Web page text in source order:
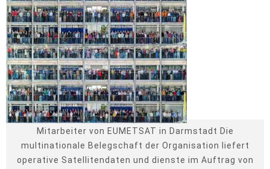
Mitarbeiter von EUMETSAT in Darmstadt Die
multinationale Belegschaft der Organisation liefert
operative Satellitendaten und dienste im Auftrag von